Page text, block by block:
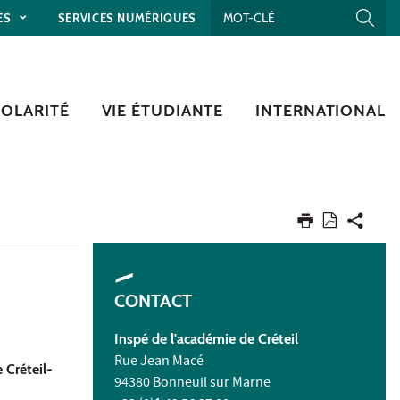
SERVICES NUMÉRIQUES
VIE ÉTUDIANTE INTERNATIONAL
Créteil-
CONTACT
Inspé de l'académie de Créteil
Rue Jean Macé
94380 Bonneuil sur Marne